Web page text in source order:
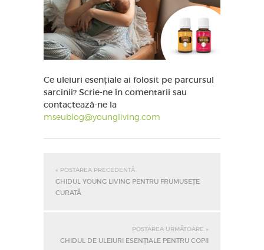
Ce uleiuri esențiale ai folosit pe parcursul
sarcinii? Scrie-ne în comentarii sau
contactează-ne la
mseublog@youngliving.com
« POSTAREA PRECEDENTĂ
GHIDUL YOUNG LIVING PENTRU FRUMUSEȚE
CURATĂ
POSTAREA URMĂTOARE »
GHIDUL DE ULEIURI ESENȚIALE PENTRU COPII